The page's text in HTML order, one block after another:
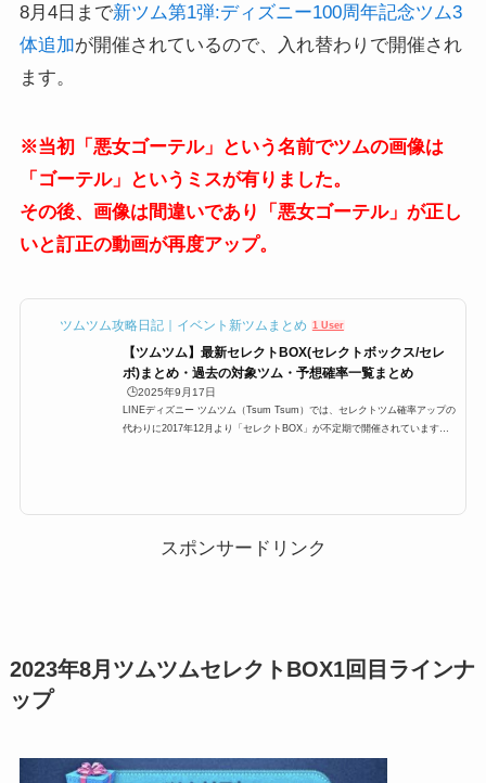
8月4日まで新ツム第1弾:ディズニー100周年記念ツム3
体追加が開催されているので、入れ替わりで開催され
ます。
※当初「悪女ゴーテル」という名前でツムの画像は
「ゴーテル」というミスが有りました。
その後、画像は間違いであり「悪女ゴーテル」が正し
いと訂正の動画が再度アップ。
ツムツム攻略日記｜イベント新ツムまとめ 1 User
【ツムツム】最新セレクトBOX(セレクトボックス/セレ
ボ)まとめ・過去の対象ツム・予想確率一覧まとめ
🕒️2025年9月17日
LINEディズニー ツムツム（Tsum Tsum）では、セレクトツム確率アップの
代わりに2017年12月より「セレクトBOX」が不定期で開催されています。
OXが始まったのは、2017年12月4日...
スポンサードリンク
2023年8月ツムツムセレクトBOX1回目ラインナ
ップ